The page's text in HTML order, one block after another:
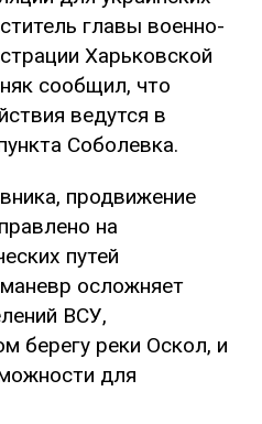
главы военно-
Харьковской
сообщил, что
ведутся в
Соболевка.
продвижение
на
путей
осложняет
ВСУ,
берегу реки Оскол, и
для